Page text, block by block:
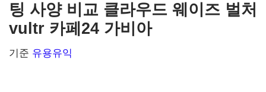
기
팅 사양 비교 클라우드 웨이즈 벌처
vultr 카페24 가비아
기준 유용유익